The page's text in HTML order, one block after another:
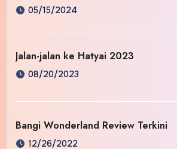
05/15/2024
Jalan-jalan ke Hatyai 2023
08/20/2023
Bangi Wonderland Review Terkini
12/26/2022